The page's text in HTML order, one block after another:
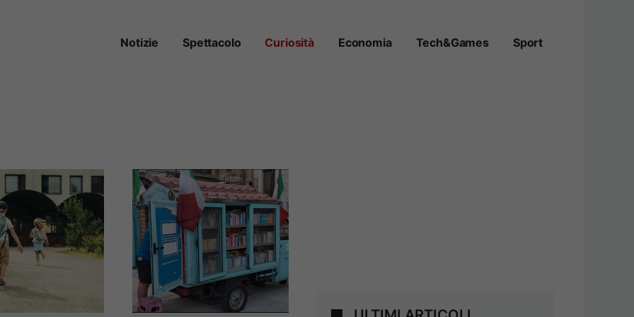
Notizie Spettacolo Curiosità Economia Tech&Games Sport